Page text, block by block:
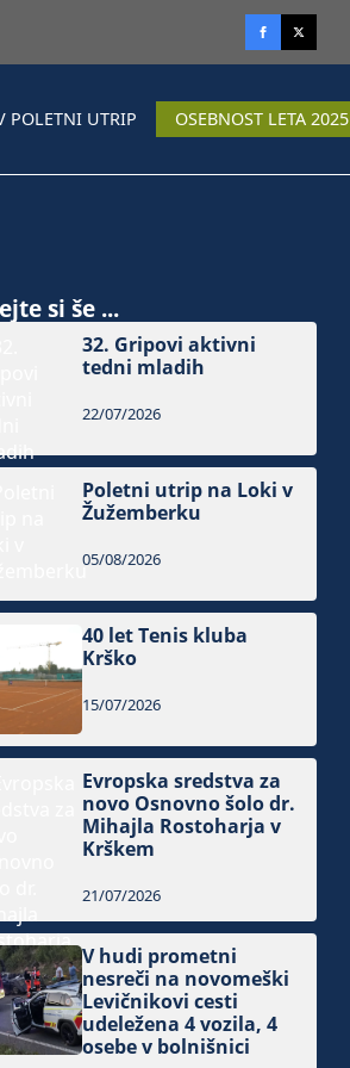
POLETNI UTRIP OSEBNOST LETA 2025
si še ...
32. Gripovi aktivni
tedni mladih
22/07/2026
Poletni utrip na Loki v
Žužemberku
05/08/2026
40 let Tenis kluba
Krško
15/07/2026
Evropska sredstva za
novo Osnovno šolo dr.
Mihajla Rostoharja v
Krškem
21/07/2026
V hudi prometni
nesreči na novomeški
Levičnikovi cesti
udeležena 4 vozila, 4
osebe v bolnišnici